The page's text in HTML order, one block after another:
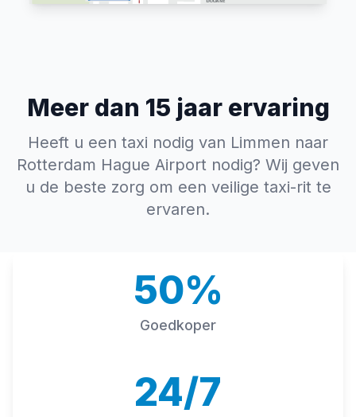
Meer dan 15 jaar ervaring
Heeft u een taxi nodig van Limmen naar
Rotterdam Hague Airport nodig? Wij geven
u de beste zorg om een veilige taxi-rit te
ervaren.
Goedkoper
50%
24/7